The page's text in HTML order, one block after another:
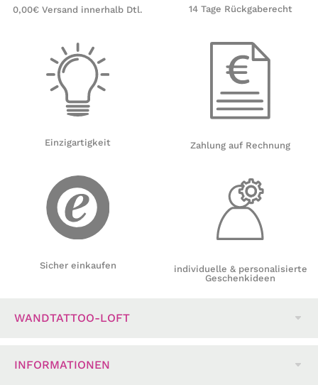
0,00€ Versand innerhalb Dtl.
Einzigartigkeit
Sicher einkaufen
14 Tage Rückgaberecht
Zahlung auf Rechnung
individuelle & personalisierte
Geschenkideen
WANDTATTOO-LOFT
INFORMATIONEN